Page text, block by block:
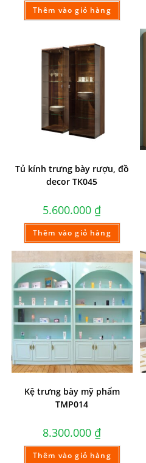
Thêm vào giỏ hàng
Tủ kính trưng bày rượu, đồ
decor TK045
5.600.000 ₫
Thêm vào giỏ hàng
Kệ trưng bày mỹ phẩm
TMP014
8.300.000 ₫
Thêm vào giỏ hàng